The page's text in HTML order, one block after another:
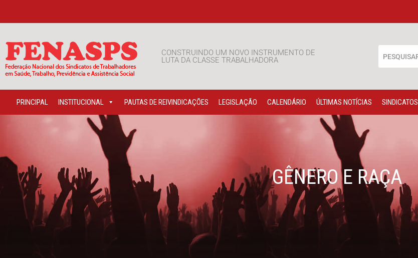
CONSTRUINDO UM NOVO INSTRUMENTO DE
LUTA DA CLASSE TRABALHADORA
PRINCIPAL INSTITUCIONAL PAUTAS DE REIVINDICAÇÕES LEGISLAÇÃO CALENDÁRIO ÚLTIMAS NOTÍCIAS SINDICATOS
GÊNERO E RAÇA